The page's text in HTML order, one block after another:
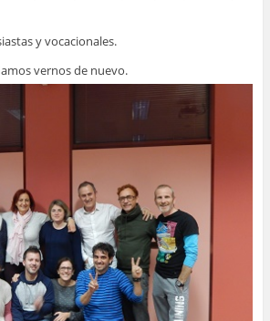
y vocacionales.
vernos de nuevo.